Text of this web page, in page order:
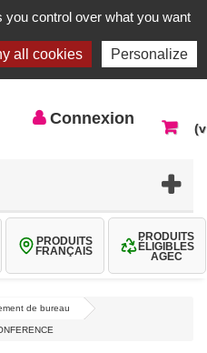
Contactez-nous
Connexion
PRODUITS
FRANÇAIS
PRODUITS
ÉLIGIBLES
AGEC
de bureau
control over what you want
all cookies Personalize